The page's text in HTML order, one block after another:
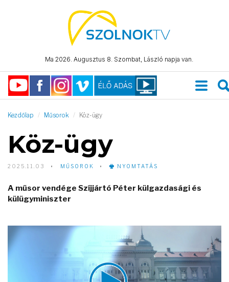
Ma 2026. Augusztus 8. Szombat, László napja van.
Kezdőlap Műsorok Köz-ügy
Köz-ügy
2025.11.03 MŰSOROK NYOMTATÁS
A műsor vendége Szíjjártó Péter külgazdasági és
külügyminiszter
Video
Player